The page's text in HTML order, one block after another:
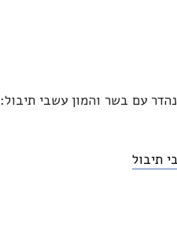
עם בשר והמון עשבי תיבול:
תיבול